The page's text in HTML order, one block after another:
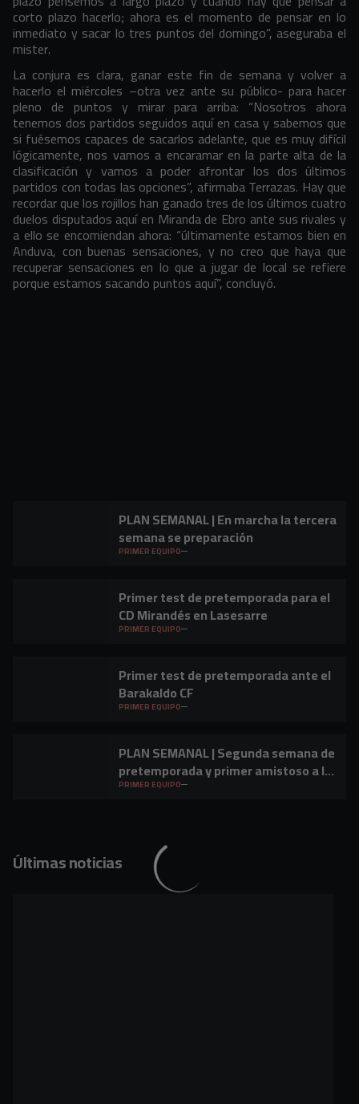
corto plazo hacerlo; ahora es el momento de pensar en lo
inmediato y sacar lo tres puntos del domingo”, aseguraba el
mister.
La conjura es clara, ganar este fin de semana y volver a
hacerlo el miércoles –otra vez ante su público- para hacer
pleno de puntos y mirar para arriba: “Nosotros ahora
tenemos dos partidos seguidos aquí en casa y sabemos que
si fuésemos capaces de sacarlos adelante, que es muy difícil
lógicamente, nos vamos a encaramar en la parte alta de la
clasificación y vamos a poder afrontar los dos últimos
partidos con todas las opciones”, afirmaba Terrazas. Hay que
recordar que los rojillos han ganado tres de los últimos cuatro
duelos disputados aquí en Miranda de Ebro ante sus rivales y
a ello se encomiendan ahora: “últimamente estamos bien en
Anduva, con buenas sensaciones, y no creo que haya que
recuperar sensaciones en lo que a jugar de local se refiere
porque estamos sacando puntos aquí”, concluyó.
PLAN SEMANAL | En marcha la tercera
semana se preparación
PRIMER EQUIPO
Primer test de pretemporada para el
CD Mirandés en Lasesarre
PRIMER EQUIPO
Primer test de pretemporada ante el
Barakaldo CF
PRIMER EQUIPO
PLAN SEMANAL | Segunda semana de
pretemporada y primer amistoso a la
vista
PRIMER EQUIPO
Últimas noticias